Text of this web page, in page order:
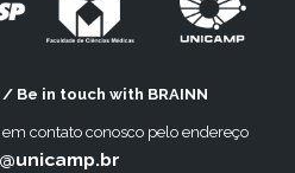
/ Be in touch with BRAINN
contato conosco pelo endereço